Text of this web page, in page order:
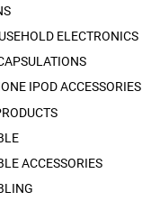
ELECTRONICS
IPOD ACCESSORIES
ACCESSORIES